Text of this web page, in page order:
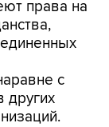
права на
с
других